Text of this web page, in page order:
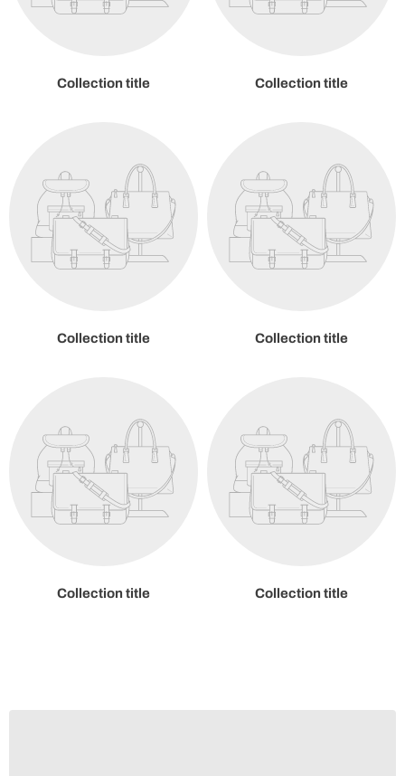
Collection title Collection title
Collection title Collection title
Collection title Collection title